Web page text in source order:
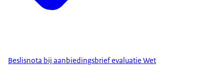
Beslisnota bij aanbiedingsbrief evaluatie Wet